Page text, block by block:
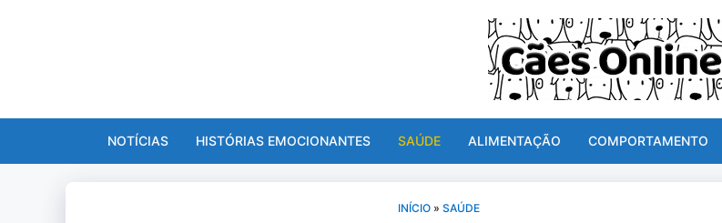
NOTÍCIAS HISTÓRIAS EMOCIONANTES SAÚDE ALIMENTAÇÃO COMPORTAMENTO
INÍCIO » SAÚDE